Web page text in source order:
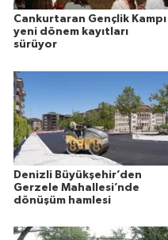
Cankurtaran Gençlik Kampı
yeni dönem kayıtları
sürüyor
Denizli Büyükşehir’den
Gerzele Mahallesi’nde
dönüşüm hamlesi